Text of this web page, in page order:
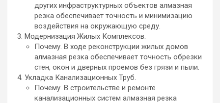
других инфраструктурных объектов алмазная
резка обеспечивает точность и минимизацию
воздействия на окружающую среду.
Модернизация Жилых Комплексов.
Почему. В ходе реконструкции жилых домов
алмазная резка обеспечивает точность обрезки
стен, окон и дверных проемов без грязи и пыли.
Укладка Канализационных Труб.
Почему. В строительстве и ремонте
канализационных систем алмазная резка